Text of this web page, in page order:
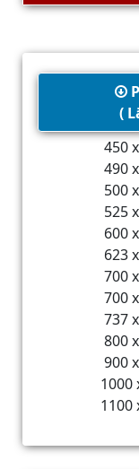
(
450
490
500
525
600
623
700
700
737
800
900
1000
1100